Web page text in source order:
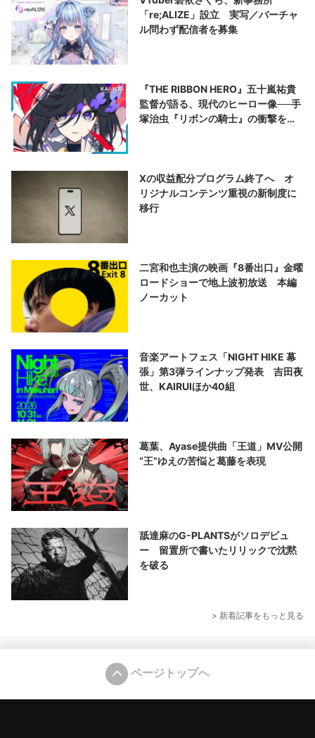
「re;ALIZE」設立 実写／バーチャ
ル問わず配信者を募集
『THE RIBBON HERO』五十嵐祐貴
監督が語る、現代のヒーロー像──手
塚治虫『リボンの騎士』の衝撃を再
Xの収益配分プログラム終了へ オ
リジナルコンテンツ重視の新制度に
移行
二宮和也主演の映画『8番出口』金曜
ロードショーで地上波初放送 本編
ノーカット
音楽アートフェス「NIGHT HIKE 幕
張」第3弾ラインナップ発表 吉田夜
世、KAIRUIほか40組
葛葉、Ayase提供曲「王道」MV公開
“王”ゆえの苦悩と葛藤を表現
舐達麻のG-PLANTSがソロデビュ
ー 留置所で書いたリリックで沈黙
を破る
> 新着記事をもっと見る
ページトップへ